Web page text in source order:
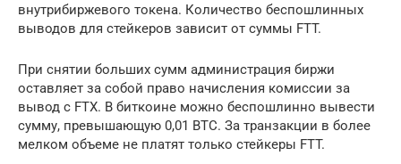
внутрибиржевого токена. Количество беспошлинных
выводов для стейкеров зависит от суммы FTT.
При снятии больших сумм администрация биржи
оставляет за собой право начисления комиссии за
вывод с FTX. В биткоине можно беспошлинно вывести
сумму, превышающую 0,01 BTC. За транзакции в более
мелком объеме не платят только стейкеры FTT.